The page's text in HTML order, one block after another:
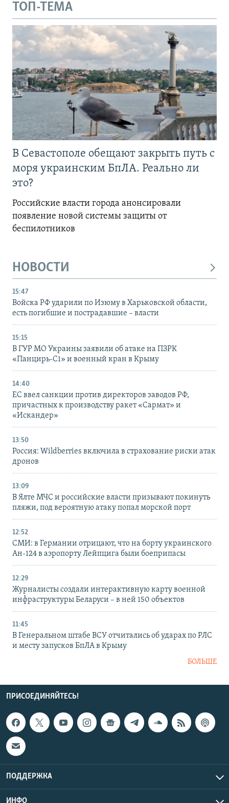
ТОП-ТЕМА
В Севастополе обещают закрыть путь с
моря украинским БпЛА. Реально ли
это?
Российские власти города анонсировали
появление новой системы защиты от
беспилотников
НОВОСТИ
15:47
Войска РФ ударили по Изюму в Харьковской области,
есть погибшие и пострадавшие – власти
15:15
В ГУР МО Украины заявили об атаке на ПЗРК
«Панцирь-С1» и военный кран в Крыму
14:40
ЕС ввел санкции против директоров заводов РФ,
причастных к производству ракет «Сармат» и
«Искандер»
13:50
Россия: Wildberries включила в страхование риски атак
дронов
13:09
В Ялте МЧС и российские власти призывают покинуть
пляжи, под вероятную атаку попал морской порт
12:52
СМИ: в Германии отрицают, что на борту украинского
Ан-124 в аэропорту Лейпцига были боеприпасы
12:29
Журналисты создали интерактивную карту военной
инфраструктуры Беларуси – в ней 150 объектов
11:45
В Генеральном штабе ВСУ отчитались об ударах по РЛС
и месту запусков БпЛА в Крыму
БОЛЬШЕ
ПРИСОЕДИНЯЙТЕСЬ!
ПОДДЕРЖКА
ИНФО